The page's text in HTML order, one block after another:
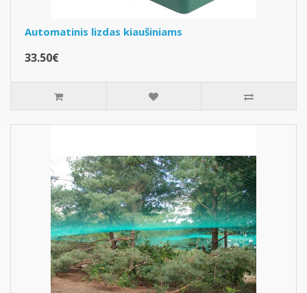
Automatinis lizdas kiaušiniams
33.50€